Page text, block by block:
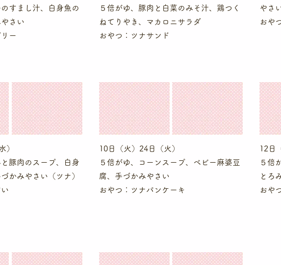
すまし汁、白身魚の
さい
ー
５倍がゆ、豚肉と白菜のみそ汁、鶏つく
ねてりやき、マカロニサラダ
​おやつ：ツナサンド
やさ
おや
）
豚肉のスープ、白身
かみやさい（ツナ）
10日（火）24日（火）
５倍がゆ、コーンスープ、ベビー麻婆豆
腐、手づかみやさい
​おやつ：ツナパンケーキ
12日
５倍
とろ
おや